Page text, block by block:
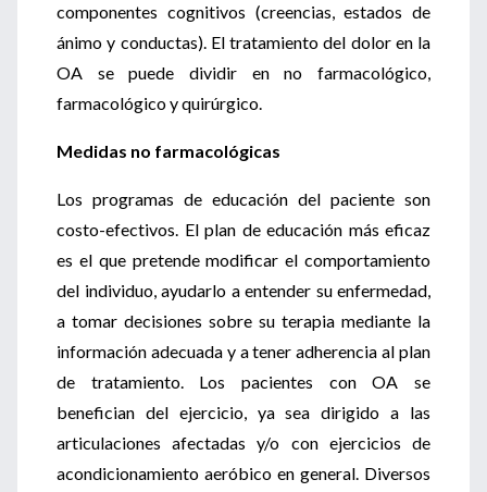
componentes cognitivos (creencias, estados de
ánimo y conductas). El tratamiento del dolor en la
OA se puede dividir en no farmacológico,
farmacológico y quirúrgico.
Medidas no farmacológicas
Los programas de educación del paciente son
costo-efectivos. El plan de educación más eficaz
es el que pretende modificar el comportamiento
del individuo, ayudarlo a entender su enfermedad,
a tomar decisiones sobre su terapia mediante la
información adecuada y a tener adherencia al plan
de tratamiento. Los pacientes con OA se
benefician del ejercicio, ya sea dirigido a las
articulaciones afectadas y/o con ejercicios de
acondicionamiento aeróbico en general. Diversos